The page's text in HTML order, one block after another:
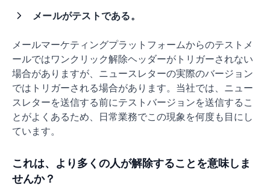
メールがテストである。
メールマーケティングプラットフォームからのテストメ
ールではワンクリック解除ヘッダーがトリガーされない
場合がありますが、ニュースレターの実際のバージョン
ではトリガーされる場合があります。当社では、ニュー
スレターを送信する前にテストバージョンを送信するこ
とがよくあるため、日常業務でこの現象を何度も目にし
ています。
これは、より多くの人が解除することを意味しま
せんか？